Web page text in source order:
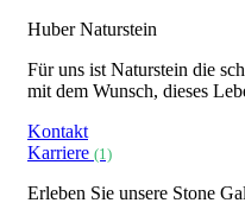
Huber Naturstein
Für uns ist Naturstein die
mit dem Wunsch, dieses
Kontakt
Karriere (1)
Erleben Sie unsere Stone